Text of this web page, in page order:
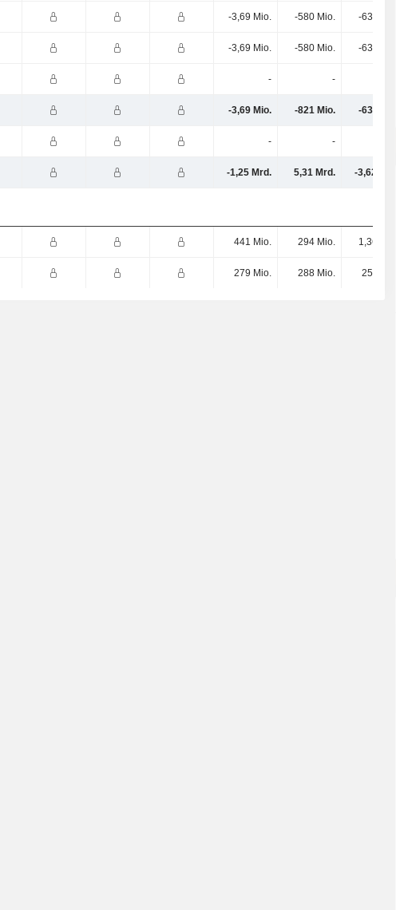
-3,69 Mio. -580 Mio. -634 Mio.
-3,69 Mio. -580 Mio. -634 Mio.
- -
-3,69 Mio. -821 Mio. -634 Mio.
- -
-1,25 Mrd. 5,31 Mrd. -3,62 Mrd.
441 Mio. 294 Mio. 1,36 Mrd.
279 Mio. 288 Mio. 257 Mio.